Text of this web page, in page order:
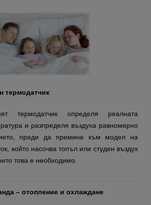
термодатчик
термодатчик определя реалната
и разпределя въздуха равномерно
преди да премине към модел на
който насочва топъл или студен въздух
това е необходимо.
– отопление и охлаждане